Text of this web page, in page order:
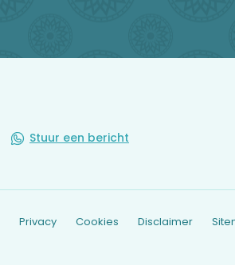
Stuur een bericht
Privacy Cookies Disclaimer